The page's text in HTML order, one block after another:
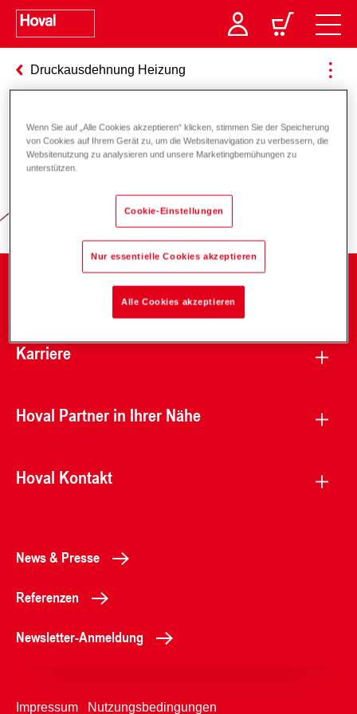
Druckausdehnung Heizung
Verantwortung für Energie und
Karriere
Hoval Partner in Ihrer Nähe
Hoval Kontakt
News & Presse
Referenzen
Newsletter-Anmeldung
Impressum Nutzungsbedingungen
Wenn Sie auf „Alle Cookies akzeptieren“ klicken, stimmen Sie der Speicherung
von Cookies auf Ihrem Gerät zu, um die Websitenavigation zu verbessern, die
Websitenutzung zu analysieren und unsere Marketingbemühungen zu
unterstützen.
Cookie-Einstellungen
Nur essentielle Cookies akzeptieren
Alle Cookies akzeptieren